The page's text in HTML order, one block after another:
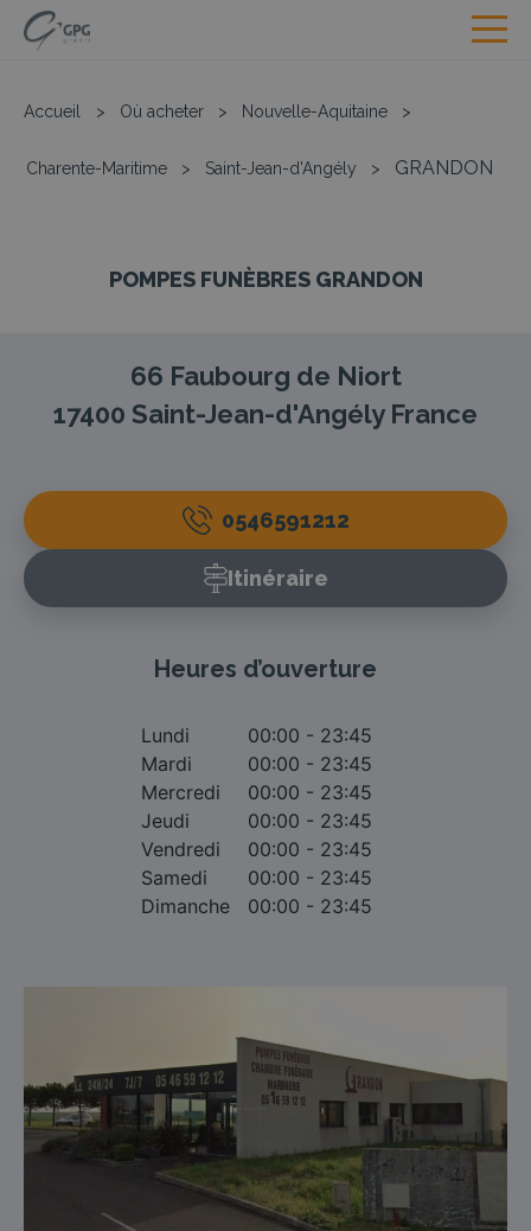
Accueil > Où acheter > Nouvelle-Aquitaine >
Charente-Maritime > Saint-Jean-d'Angély > GRANDON
POMPES FUNÈBRES GRANDON
66 Faubourg de Niort
17400 Saint-Jean-d'Angély France
0546591212
Itinéraire
Heures d’ouverture
Lundi
00:00 - 23:45
Mardi
00:00 - 23:45
Mercredi
00:00 - 23:45
Jeudi
00:00 - 23:45
Vendredi
00:00 - 23:45
Samedi
00:00 - 23:45
Dimanche
00:00 - 23:45